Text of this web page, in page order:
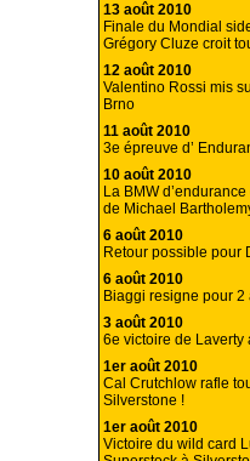
13 août 2010
Finale du Mondial
Grégory Cluze croit
12 août 2010
Valentino Rossi mis
Brno
11 août 2010
3e épreuve d’
10 août 2010
La BMW
de Michael
6 août 2010
Retour possible pour
6 août 2010
Biaggi resigne pour 2
3 août 2010
6e victoire de Laverty
1er août 2010
Cal Crutchlow rafle
Silverstone !
1er août 2010
Victoire du wild card